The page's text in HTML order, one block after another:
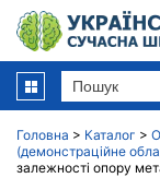
Головна > Каталог >
(демонстраційне
залежності опору